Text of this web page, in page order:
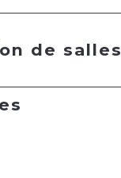
de salles